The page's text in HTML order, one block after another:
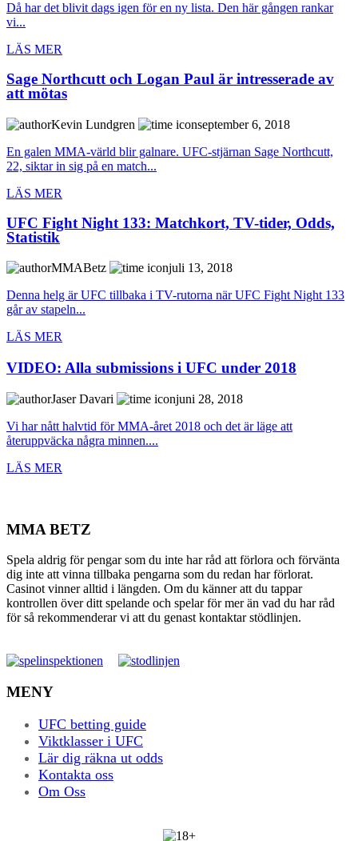
Då har det blivit dags igen för en ny lista. Den här gången rankar
vi...
LÄS MER
Sage Northcutt och Logan Paul är intresserade av
att mötas
Kevin Lundgren
september 6, 2018
En galen MMA-värld blir galnare. UFC-stjärnan Sage Northcutt,
22, siktar in sig på en match...
LÄS MER
UFC Fight Night 133: Matchkort, TV-tider, Odds,
Statistik
MMABetz
juli 13, 2018
Denna helg är UFC tillbaka i TV-rutorna när UFC Fight Night 133
går av stapeln...
LÄS MER
VIDEO: Alla submissions i UFC under 2018
Jaser Davari
juni 28, 2018
Vi har nått halvtid för MMA-året 2018 och det är läge att
återuppväcka några minnen....
LÄS MER
MMA BETZ
Spela aldrig för pengar som du inte har råd att förlora och förvänta
dig inte att vinna tillbaka pengarna som du redan har förlorat.
Casinot vinner alltid i längden. Om du känner att du tappar
kontrollen över ditt spelande och spelar för mer än vad du har råd
för så rekommenderar vi att du genast kontaktar stödlinjen.
MENY
UFC betting guide
Viktklasser i UFC
Lär dig räkna ut odds
Kontakta oss
Om Oss